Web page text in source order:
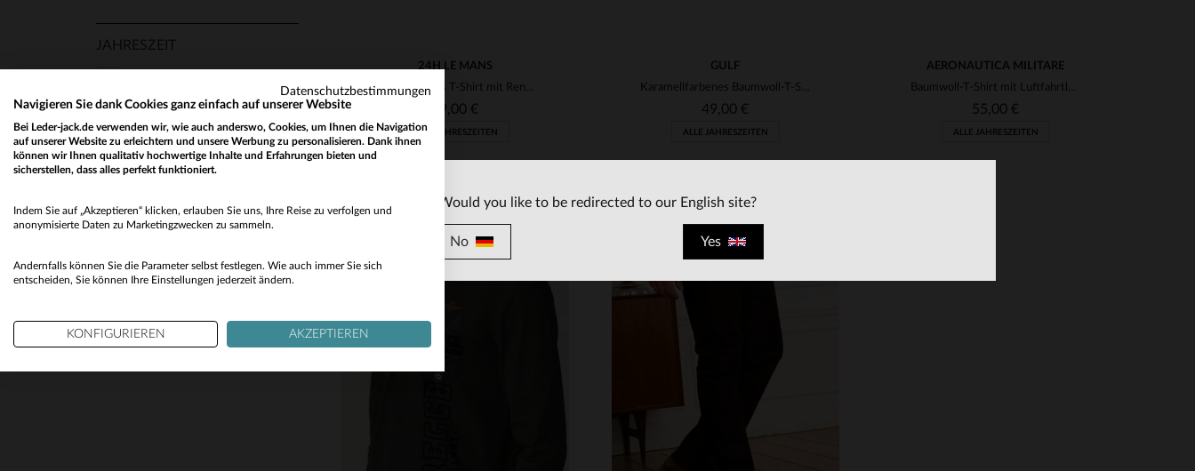
JAHRESZEIT
24H LE MANS
Kamelfarbenes T-Shirt mit Rennlack-Effektmuster
49,00 €
ALLE JAHRESZEITEN
VERFÜGBARE GRÖSSEN
M
GULF
Karamellfarbenes Baumwoll-T-Shirt mit Gulf-Logo
49,00 €
ALLE JAHRESZEITEN
AERONAUTICA MILITARE
Baumwoll-T-Shirt mit Luftfahrtlogo auf der Herzseite
55,00 €
ALLE JAHRESZEITEN
Would you like to be redirected to our English site?
No Yes
Datenschutzbestimmungen
Navigieren Sie dank Cookies ganz einfach auf unserer Website
Bei Leder-jack.de verwenden wir, wie auch anderswo, Cookies, um Ihnen die Navigation
auf unserer Website zu erleichtern und unsere Werbung zu personalisieren. Dank ihnen
können wir Ihnen qualitativ hochwertige Inhalte und Erfahrungen bieten und
sicherstellen, dass alles perfekt funktioniert.
Indem Sie auf „Akzeptieren“ klicken, erlauben Sie uns, Ihre Reise zu verfolgen und
anonymisierte Daten zu Marketingzwecken zu sammeln.
Andernfalls können Sie die Parameter selbst festlegen. Wie auch immer Sie sich
entscheiden, Sie können Ihre Einstellungen jederzeit ändern.
KONFIGURIEREN AKZEPTIEREN